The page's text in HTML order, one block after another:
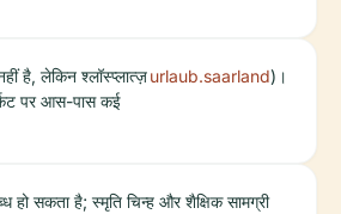
है, लेकिन श्लॉस्प्लात्ज़
पर आस-पास कई
urlaub.saarland)।
हो सकता है; स्मृति चिन्ह और शैक्षिक सामग्री